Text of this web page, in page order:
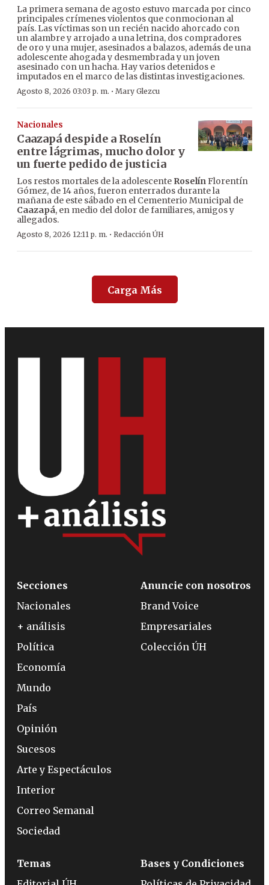
La primera semana de agosto estuvo marcada por cinco
principales crímenes violentos que conmocionan al
país. Las víctimas son un recién nacido ahorcado con
un alambre y arrojado a una letrina, dos compradores
de oro y una mujer, asesinados a balazos, además de una
adolescente ahogada y desmembrada y un joven
asesinado con un hacha. Hay varios detenidos e
imputados en el marco de las distintas investigaciones.
Agosto 8, 2026 03:03 p. m. · Mary Glezcu
Nacionales
Caazapá despide a Roselín
entre lágrimas, mucho dolor y
un fuerte pedido de justicia
Los restos mortales de la adolescente RoselínFlorentín
Gómez, de 14 años, fueron enterrados durante la
mañana de este sábado en el Cementerio Municipal de
Caazapá, en medio del dolor de familiares, amigos y
allegados.
Agosto 8, 2026 12:11 p. m. · Redacción ÚH
Carga Más
Secciones
Nacionales
+ análisis
Política
Economía
Mundo
País
Opinión
Sucesos
Arte y Espectáculos
Interior
Correo Semanal
Sociedad
Anuncie con nosotros
Brand Voice
Empresariales
Colección ÚH
Temas
Bases y Condiciones